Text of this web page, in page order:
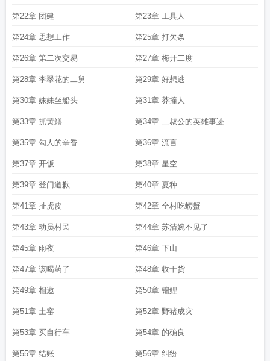
第22章 团建 第23章 工具人
第24章 思想工作 第25章 打欠条
第26章 第二次交易 第27章 梅开二度
第28章 李翠花的二舅 第29章 好想逃
第30章 妹妹坐船头 第31章 莽撞人
第33章 抓黄鳝 第34章 二叔公的英雄事迹
第35章 勾人的辛香 第36章 流言
第37章 开饭 第38章 星空
第39章 登门道歉 第40章 夏种
第41章 扯虎皮 第42章 全村吃螃蟹
第43章 动员村民 第44章 苏清婉不见了
第45章 雨夜 第46章 下山
第47章 该喝药了 第48章 收干货
第49章 相邀 第50章 锦鲤
第51章 土窑 第52章 野猪成灾
第53章 买自行车 第54章 的确良
第55章 结账 第56章 纠纷